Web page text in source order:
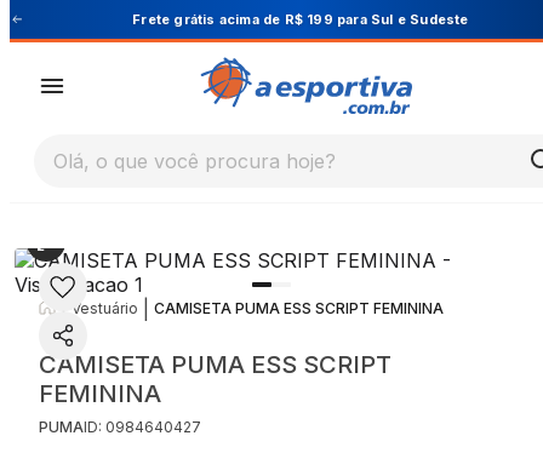
Cupom PRIMEIRA10 para 10% OFF na 1ª compra
Olá, o que você procura hoje?
Vestuário CAMISETA PUMA ESS SCRIPT FEMININA
CAMISETA PUMA ESS SCRIPT
FEMININA
PUMAID: 0984640427